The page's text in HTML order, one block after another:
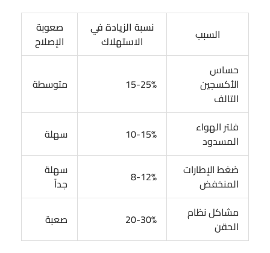
السبب
نسبة الزيادة في
الاستهلاك
صعوبة
الإصلاح
حساس
الأكسجين
التالف
15-25% متوسطة
فلتر الهواء
المسدود
10-15%
سهلة
ضغط الإطارات
المنخفض
8-12%
سهلة
جداً
مشاكل نظام
الحقن
20-30% صعبة